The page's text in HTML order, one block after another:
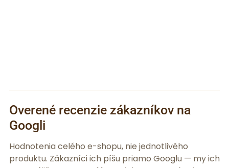
Overené recenzie zákazníkov na
Googli
Hodnotenia celého e-shopu, nie jednotlivého
produktu. Zákazníci ich píšu priamo Googlu — my ich